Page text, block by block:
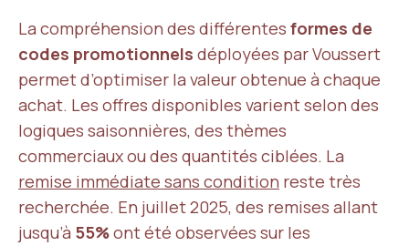
La compréhension des différentes formes de
codes promotionnels déployées par Voussert
permet d’optimiser la valeur obtenue à chaque
achat. Les offres disponibles varient selon des
logiques saisonnières, des thèmes
commerciaux ou des quantités ciblées. La
remise immédiate sans condition reste très
recherchée. En juillet 2025, des remises allant
jusqu’à 55%ont été observées sur les